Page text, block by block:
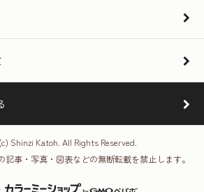
Shinzi Katoh. All Rights Reserved.
記事・写真・図表などの無断転載を禁止します。